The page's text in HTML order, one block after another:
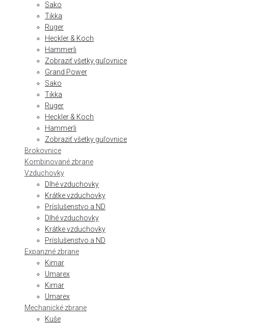
Sako
Tikka
Ruger
Heckler & Koch
Hammerli
Zobraziť všetky guľovnice
Grand Power
Sako
Tikka
Ruger
Heckler & Koch
Hammerli
Zobraziť všetky guľovnice
Brokovnice
Kombinované zbrane
Vzduchovky
Dlhé vzduchovky
Krátke vzduchovky
Príslušenstvo a ND
Dlhé vzduchovky
Krátke vzduchovky
Príslušenstvo a ND
Expanzné zbrane
Kimar
Umarex
Kimar
Umarex
Mechanické zbrane
Kuše